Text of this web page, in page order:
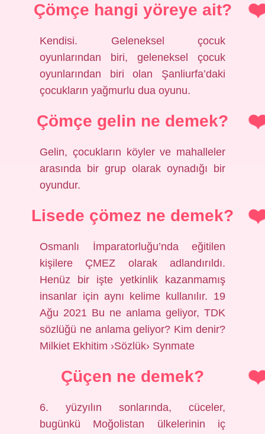
Çömçe hangi yöreye ait?
Kendisi. Geleneksel çocuk
oyunlarından biri, geleneksel çocuk
oyunlarından biri olan Şanliurfa’daki
çocukların yağmurlu dua oyunu.
Çömçe gelin ne demek?
Gelin, çocukların köyler ve mahalleler
arasında bir grup olarak oynadığı bir
oyundur.
Lisede çömez ne demek?
Osmanlı İmparatorluğu’nda eğitilen
kişilere ÇMEZ olarak adlandırıldı.
Henüz bir işte yetkinlik kazanmamış
insanlar için aynı kelime kullanılır. 19
Ağu 2021 Bu ne anlama geliyor, TDK
sözlüğü ne anlama geliyor? Kim denir?
Milkiet Ekhitim ›Sözlük› Synmate
Çüçen ne demek?
6. yüzyılın sonlarında, cüceler,
bugünkü Moğolistan ülkelerinin iç